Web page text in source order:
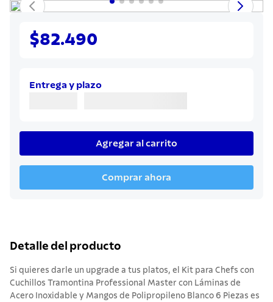
$82.490
Entrega y plazo
Agregar al carrito
Comprar ahora
Detalle del producto
Si quieres darle un upgrade a tus platos, el Kit para Chefs con
Cuchillos Tramontina Professional Master con Láminas de
Acero Inoxidable y Mangos de Polipropileno Blanco 6 Piezas es